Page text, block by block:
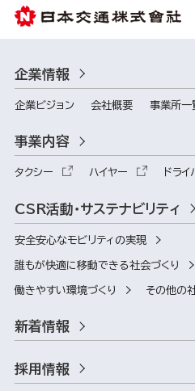
企業情報
企業ビジョン 会社概要 事業所一
事業内容
タクシー ハイヤー ドラ
CSR活動・サステナビリティ
安全安心なモビリティの実現
誰もが快適に移動できる社会づくり
働きやすい環境づくり その他の
新着情報
採用情報